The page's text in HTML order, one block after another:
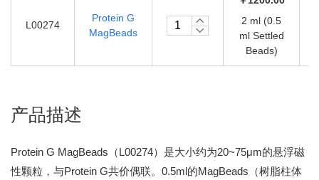
L00274
Protein G
MagBeads
2 ml (0.5
ml Settled
Beads)
产品描述
Protein G MagBeads（L00274）是大小约为20~75μm的悬浮磁
性颗粒，与Protein G共价偶联。0.5ml的MagBeads（树脂柱体